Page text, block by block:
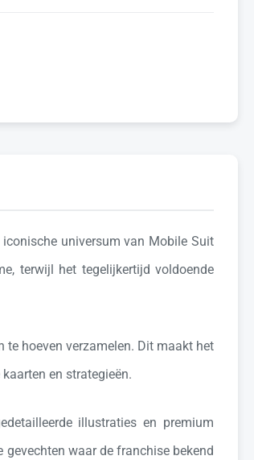
universum van Mobile Suit
terwijl het tegelijkertijd voldoende
te hoeven verzamelen. Dit maakt het
en strategieën.
illustraties en premium
waar de franchise bekend